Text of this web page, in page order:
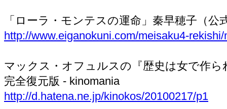
「ローラ・モンテスの運命」秦早穂子（公
http://www.eiganokuni.com/meisaku4-
マックス・オフュルスの『歴史は女で作
完全復元版 - kinomania
http://d.hatena.ne.jp/kinokos/20100217/p1